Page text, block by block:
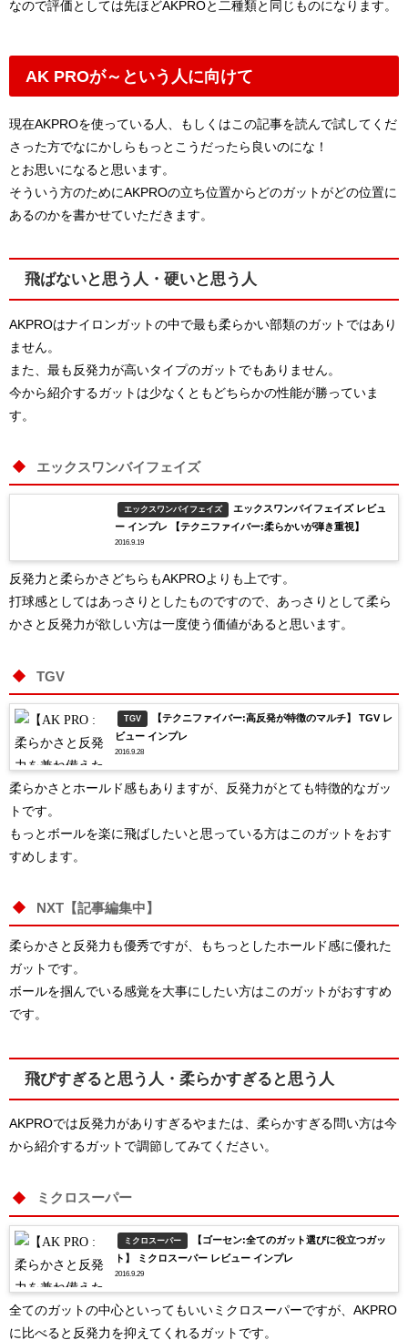
なので評価としては先ほどAKPROと二種類と同じものになります。
AK PROが～という人に向けて
現在AKPROを使っている人、もしくはこの記事を読んで試してくだ
さった方でなにかしらもっとこうだったら良いのにな！
とお思いになると思います。
そういう方のためにAKPROの立ち位置からどのガットがどの位置に
あるのかを書かせていただきます。
飛ばないと思う人・硬いと思う人
AKPROはナイロンガットの中で最も柔らかい部類のガットではあり
ません。
また、最も反発力が高いタイプのガットでもありません。
今から紹介するガットは少なくともどちらかの性能が勝っていま
す。
エックスワンバイフェイズ
エックスワンバイフェイズ
エックスワンバイフェイズ レビュ
ー インプレ 【テクニファイバー:柔らかいが弾き重視】
2016.9.19
反発力と柔らかさどちらもAKPROよりも上です。
打球感としてはあっさりとしたものですので、あっさりとして柔ら
かさと反発力が欲しい方は一度使う価値があると思います。
TGV
TGV
【テクニファイバー:高反発が特徴のマルチ】 TGV レ
ビュー インプレ
2016.9.28
柔らかさとホールド感もありますが、反発力がとても特徴的なガッ
トです。
もっとボールを楽に飛ばしたいと思っている方はこのガットをおす
すめします。
NXT【記事編集中】
柔らかさと反発力も優秀ですが、もちっとしたホールド感に優れた
ガットです。
ボールを掴んでいる感覚を大事にしたい方はこのガットがおすすめ
です。
飛びすぎると思う人・柔らかすぎると思う人
AKPROでは反発力がありすぎるやまたは、柔らかすぎる問い方は今
から紹介するガットで調節してみてください。
ミクロスーパー
ミクロスーパー
【ゴーセン:全てのガット選びに役立つガッ
ト】 ミクロスーパー レビュー インプレ
2016.9.29
全てのガットの中心といってもいいミクロスーパーですが、AKPRO
に比べると反発力を抑えてくれるガットです。